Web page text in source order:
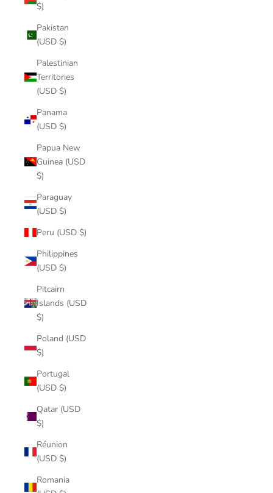
$)
Pakistan
(USD $)
Palestinian
Territories
(USD $)
Panama
(USD $)
Papua New
Guinea (USD
$)
Paraguay
(USD $)
Peru (USD $)
Philippines
(USD $)
Pitcairn
Islands (USD
$)
Poland (USD
$)
Portugal
(USD $)
Qatar (USD
$)
Réunion
(USD $)
Romania